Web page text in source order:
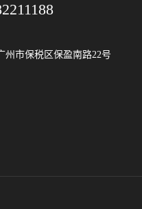
州市保税区保盈南路22号